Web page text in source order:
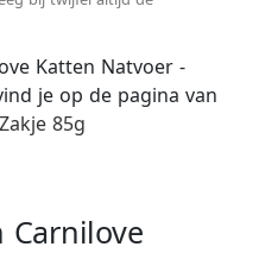
Katten Natvoer -
je op de pagina van
85g
Carnilove